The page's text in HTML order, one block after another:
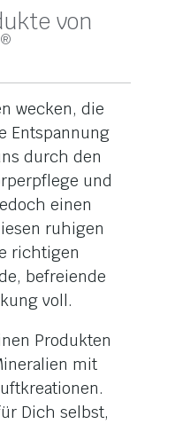
von
®
wecken, die
Entspannung
durch den
und
einen
ruhigen
richtigen
befreiende
voll.
Produkten
mit
Dich selbst,